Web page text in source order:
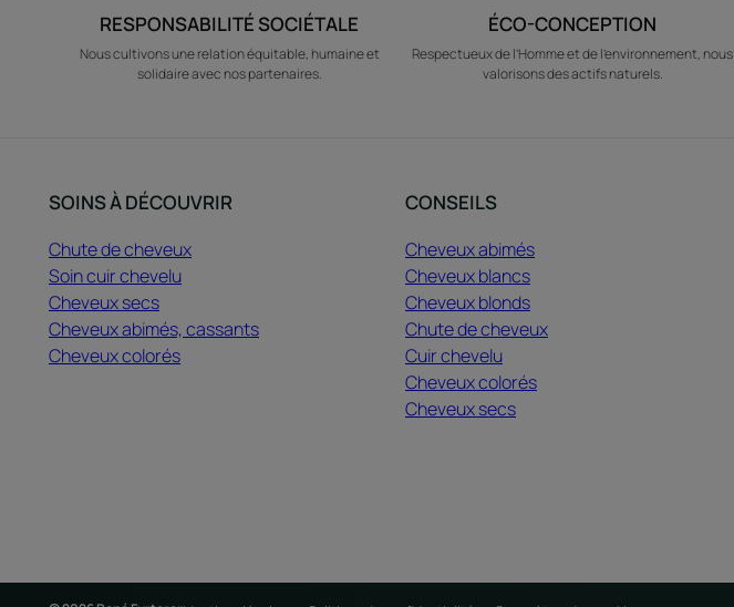
RESPONSABILITÉ SOCIÉTALE
Nous cultivons une relation équitable, humaine et
solidaire avec nos partenaires.
ÉCO-CONCEPTION
Respectueux de l’Homme et de l’environnement, nous
valorisons des actifs naturels.
SOINS À DÉCOUVRIR
Chute de cheveux
Soin cuir chevelu
Cheveux secs
Cheveux abimés, cassants
Cheveux colorés
CONSEILS
Cheveux abimés
Cheveux blancs
Cheveux blonds
Chute de cheveux
Cuir chevelu
Cheveux colorés
Cheveux secs